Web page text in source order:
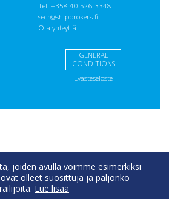
Tel. +358 40 526 3348
secr@shipbrokers.fi
Ota yhteyttä
GENERAL
CONDITIONS
Evästeseloste
joiden avulla voimme esimerkiksi
olleet suosittuja ja paljonko
Lue lisää